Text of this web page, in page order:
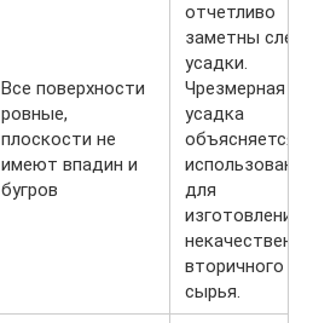
Все поверхности
ровные,
плоскости не
имеют впадин и
бугров
отчетливо
заметны
усадки.
Чрезмерная
усадка
объясняется
для
изготовления
вторичного
сырья.